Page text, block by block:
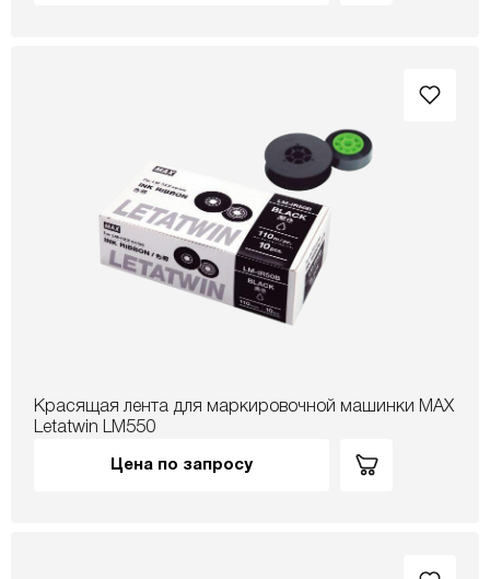
Красящая лента для маркировочной машинки МАХ
Letatwin LM550
Цена по запросу